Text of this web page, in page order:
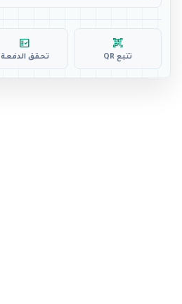
qr_code_scanner
تتبع QR
fact_check
تحقق الدفعة